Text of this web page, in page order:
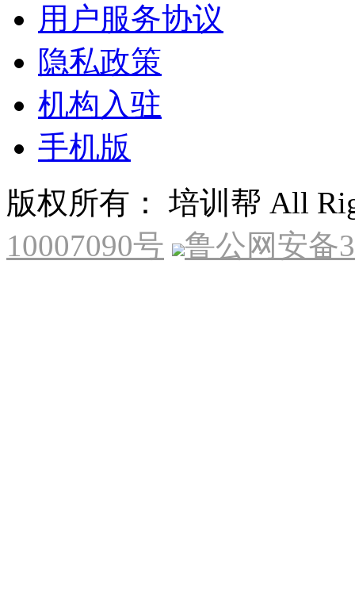
用户服务协议
隐私政策
机构入驻
手机版
版权所有： 培训帮 All
10007090号
鲁公网安备